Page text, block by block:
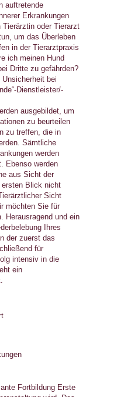
auftretende
Erkrankungen
oder Tierarzt
um das Überleben
in der Tierarztpraxis
ich meinen Hund
Dritte zu gefährden?
bei
Dienstleister/-
ausgebildet, um
zu beurteilen
zu treffen, die in
Sämtliche
werden
Ebenso werden
aus Sicht der
ersten Blick nicht
Sicht
möchten Sie für
Herausragend und ein
Ihres
der zuerst das
für
intensiv in die
ein
Fortbildung Erste